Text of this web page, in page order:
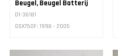
Beugel, Beugel Batterij
D1-36181
GSX750F: 1998 - 2005